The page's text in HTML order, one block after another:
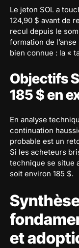
Le jeton SOL a
124,90 $ avant de
recul depuis le
formation de
bien connue : la «
Objectifs
185 $ en
En analyse
continuation
probable est un
Si les acheteurs
technique se situe
soit environ 185 $.
et